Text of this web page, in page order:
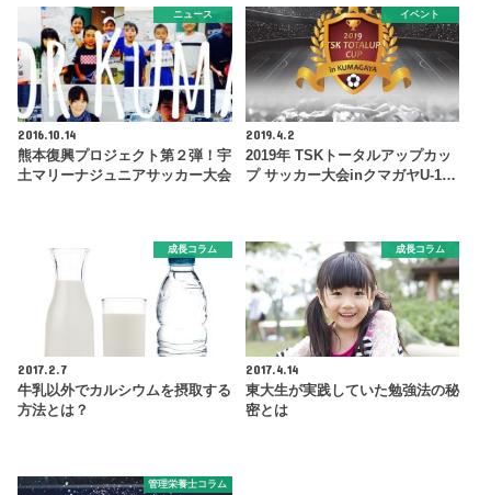
ニュース
2016.10.14
熊本復興プロジェクト第２弾！宇
土マリーナジュニアサッカー大会
イベント
2019.4.2
2019年 TSKトータルアップカッ
プ サッカー大会inクマガヤU-1…
成長コラム
2017.2.7
牛乳以外でカルシウムを摂取する
方法とは？
成長コラム
2017.4.14
東大生が実践していた勉強法の秘
密とは
管理栄養士コラム